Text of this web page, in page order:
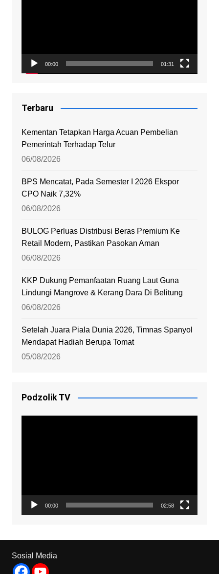
00:00 01:31
Terbaru
Kementan Tetapkan Harga Acuan Pembelian
Pemerintah Terhadap Telur
06/08/2026
BPS Mencatat, Pada Semester I 2026 Ekspor
CPO Naik 7,32%
06/08/2026
BULOG Perluas Distribusi Beras Premium Ke
Retail Modern, Pastikan Pasokan Aman
06/08/2026
KKP Dukung Pemanfaatan Ruang Laut Guna
Lindungi Mangrove & Kerang Dara Di Belitung
06/08/2026
Setelah Juara Piala Dunia 2026, Timnas Spanyol
Mendapat Hadiah Berupa Tomat
05/08/2026
Podzolik TV
00:00 02:58
Sosial Media